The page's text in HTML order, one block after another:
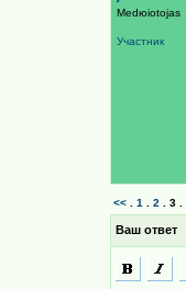
Medюiotojas
Участник
<< 1 2 3
Ваш ответ